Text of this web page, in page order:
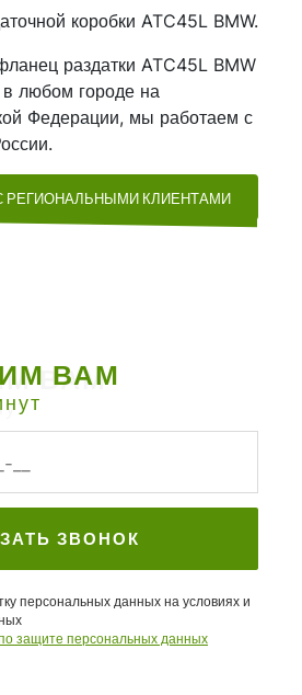
коробки ATC45L BMW.
раздатки ATC45L BMW
любом городе на
Федерации, мы работаем с
РЕГИОНАЛЬНЫМИ КЛИЕНТАМИ
ВАМ
ЗВОНОК
персональных данных на условиях и
защите персональных данных